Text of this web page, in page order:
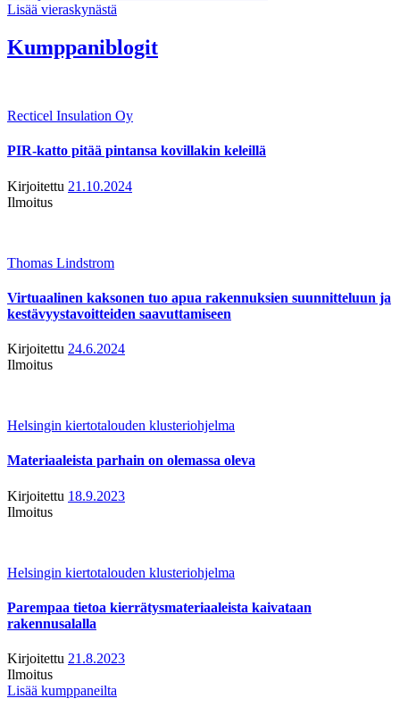
Lisää vieraskynästä
Kumppaniblogit
Recticel Insulation Oy
PIR-katto pitää pintansa kovillakin keleillä
Kirjoitettu 21.10.2024
Ilmoitus
Thomas Lindstrom
Virtuaalinen kaksonen tuo apua rakennuksien suunnitteluun ja
kestävyystavoitteiden saavuttamiseen
Kirjoitettu 24.6.2024
Ilmoitus
Helsingin kiertotalouden klusteriohjelma
Materiaaleista parhain on olemassa oleva
Kirjoitettu 18.9.2023
Ilmoitus
Helsingin kiertotalouden klusteriohjelma
Parempaa tietoa kierrätysmateriaaleista kaivataan
rakennusalalla
Kirjoitettu 21.8.2023
Ilmoitus
Lisää kumppaneilta